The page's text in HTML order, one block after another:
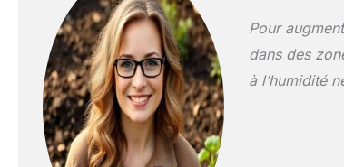
Pour
dans des
à l’humidité